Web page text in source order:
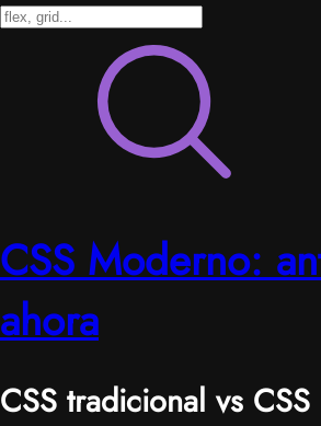
CSS Moderno:
ahora
CSS tradicional vs